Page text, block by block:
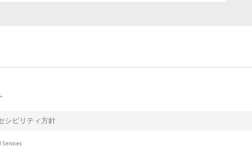
シビリティ方針
Services